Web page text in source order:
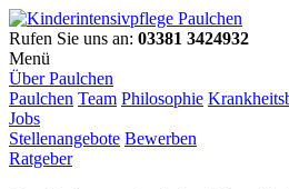
Rufen Sie uns an: 03381 3424932
Menü
Über Paulchen
Paulchen Team Philosophie
Jobs
Stellenangebote Bewerben
Ratgeber